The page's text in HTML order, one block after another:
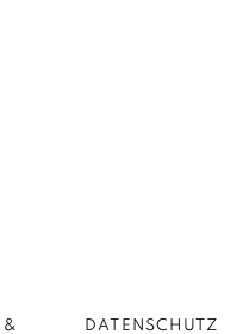
DATENSCHUTZ